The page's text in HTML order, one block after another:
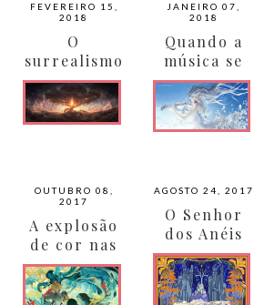
FEVEREIRO 15,
2018
O
surrealismo
místico e
fantástico
nas obras
JANEIRO 07,
2018
Quando a
música se
transforma
r em
inspiração
OUTUBRO 08,
2017
A explosão
de cor nas
obras de
Kuri Huang
AGOSTO 24, 2017
O Senhor
dos Anéis
em vitrais